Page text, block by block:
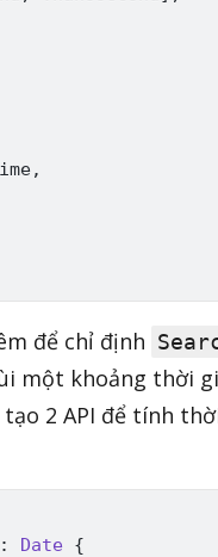
,
để chỉ định
một khoảng thời
2 API để tính
: Date {